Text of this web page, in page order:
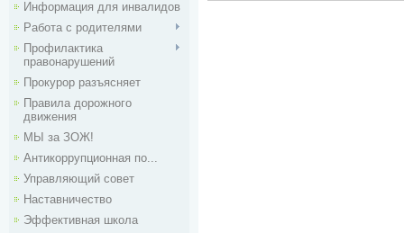
Информация для инвалидов
Работа с родителями
Профилактика
правонарушений
Прокурор разъясняет
Правила дорожного
движения
МЫ за ЗОЖ!
Антикоррупционная по...
Управляющий совет
Наставничество
Эффективная школа